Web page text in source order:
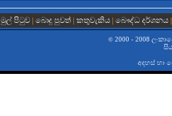
මුල් පිටුව | බොදු පුවත්| කතුවැකිය| බෞද්ධ දර්ශනය
©2000 - 2008
අදහස් හා